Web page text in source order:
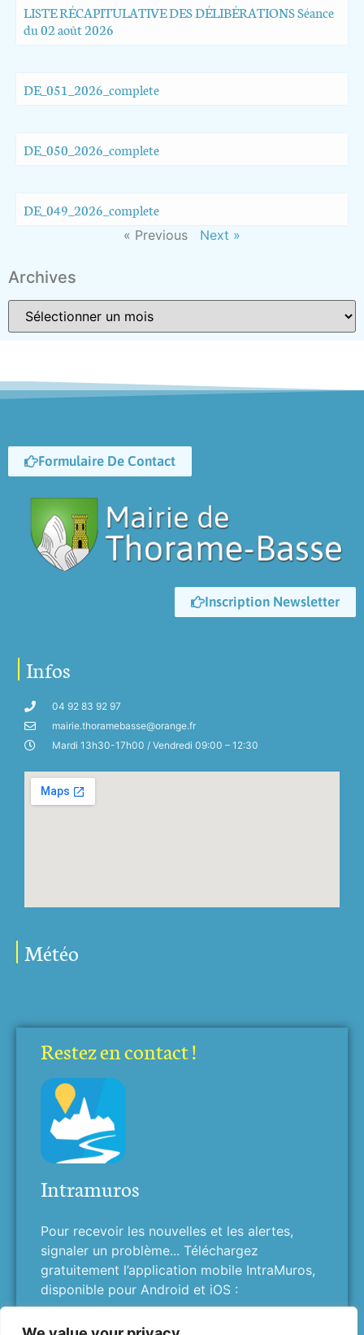
LISTE RÉCAPITULATIVE DES DÉLIBÉRATIONS Séance
du 02 août 2026
DE_051_2026_complete
DE_050_2026_complete
DE_049_2026_complete
« Previous Next »
Archives
Formulaire De Contact
Inscription Newsletter
Infos
04 92 83 92 97
mairie.thoramebasse@orange.fr
Mardi 13h30-17h00 / Vendredi 09:00 – 12:30
Météo
Restez en contact !
Intramuros
Pour recevoir les nouvelles et les alertes,
signaler un problème... Téléchargez
gratuitement l’application mobile IntraMuros,
disponible pour Android et iOS :